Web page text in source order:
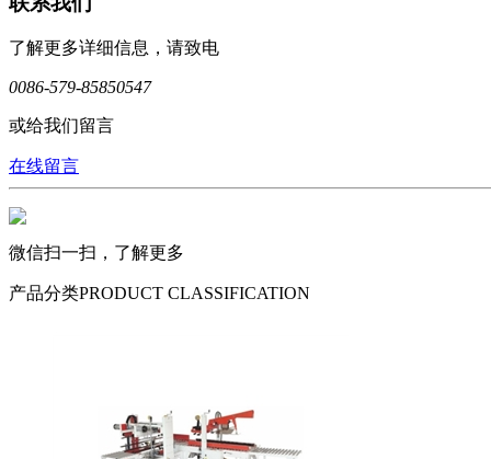
了解更多详细信息，请致电
0086-579-85850547
或给我们留言
在线留言
微信扫一扫，了解更多
产品分类PRODUCT CLASSIFICATION